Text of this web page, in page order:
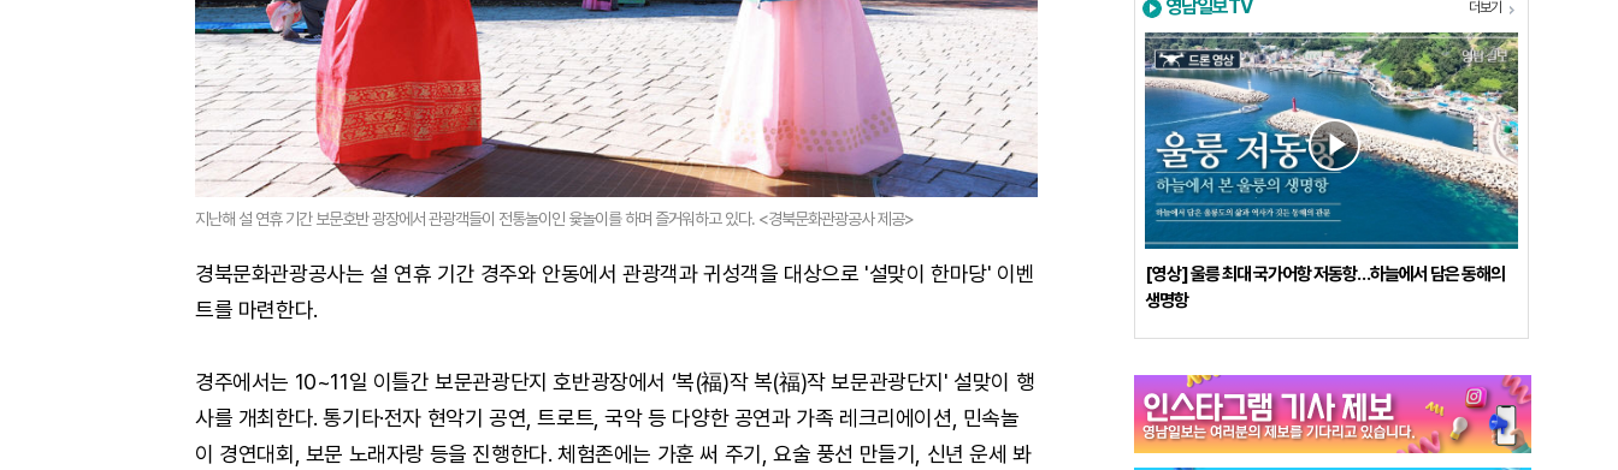
지난해 설 연휴 기간 보문호반 광장에서 관광객들이 전통놀이인 윷놀이를 하며 즐거워하고 있다. <경북문화관광공사 제공>
경북문화관광공사는 설 연휴 기간 경주와 안동에서 관광객과 귀성객을 대상으로 '설맞이 한마당' 이벤
트를 마련한다.
경주에서는 10~11일 이틀간 보문관광단지 호반광장에서 ‘복(福)작 복(福)작 보문관광단지' 설맞이 행
사를 개최한다. 통기타·전자 현악기 공연, 트로트, 국악 등 다양한 공연과 가족 레크리에이션, 민속놀
이 경연대회, 보문 노래자랑 등을 진행한다. 체험존에는 가훈 써 주기, 요술 풍선 만들기, 신년 운세 봐
영남일보TV 더보기
[영상] 울릉 최대 국가어항 저동항…하늘에서 담은 동해의
생명항